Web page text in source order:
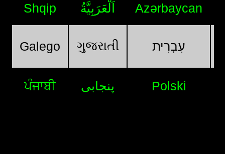
Shqip اَلْعَرَبِيَّةُ Azərbaycan
Galego ગુજરાતી עִבְרִית
ਪੰਜਾਬੀ پنجابی Polski